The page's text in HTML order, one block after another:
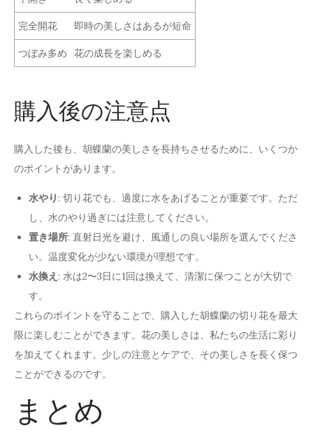
完全開花 即時の美しさはあるが短命
つぼみ多め 花の成長を楽しめる
購入後の注意点
購入した後も、胡蝶蘭の美しさを長持ちさせるために、いくつか
のポイントがあります。
水やり: 切り花でも、適度に水をあげることが重要です。ただ
し、水のやり過ぎには注意してください。
置き場所: 直射日光を避け、風通しの良い場所を選んでくださ
い。温度変化が少ない環境が理想です。
水換え : 水は2〜3日に1回は換えて、清潔に保つことが大切で
す。
これらのポイントを守ることで、購入した胡蝶蘭の切り花を最大
限に楽しむことができます。花の美しさは、私たちの生活に彩り
を加えてくれます。少しの注意とケアで、その美しさを長く保つ
ことができるのです。
まとめ